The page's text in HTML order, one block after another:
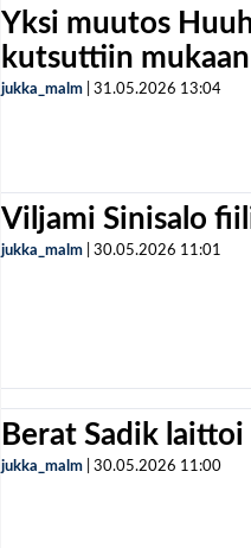
Yksi muutos
kutsuttiin mukaan
jukka_malm 31.05.2026 13:04
Viljami Sinisalo
jukka_malm 30.05.2026 11:01
Berat Sadik
jukka_malm 30.05.2026 11:00